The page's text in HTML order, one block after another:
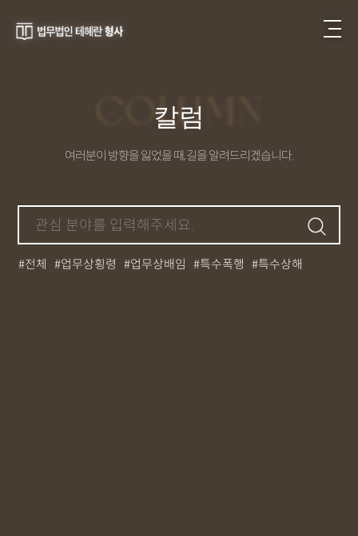
COLUMN
칼럼
여러분이 방향을 잃었을 때, 길을 알려드리겠습니다.
전체 업무상횡령 업무상배임 특수폭행
특수상해